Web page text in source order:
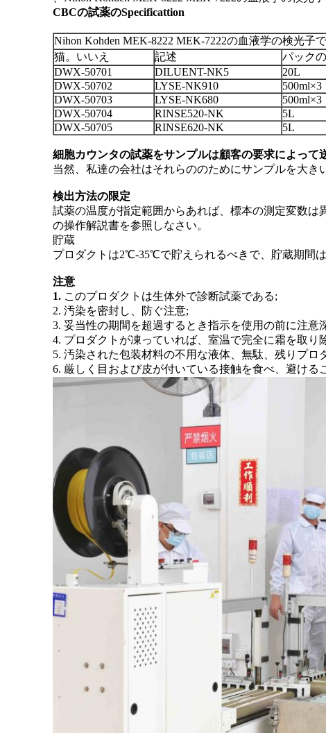
CBCの試薬のSpecificattion
Nihon Kohden MEK-8222 MEK-7222の血液学の検光子
猫。いいえ
記述
パック
DWX-50701
DILUENT-NK5
20L
DWX-50702
LYSE-NK910
500ml×3
DWX-50703
LYSE-NK680
500ml×3
DWX-50704
RINSE520-NK
5L
DWX-50705
RINSE620-NK 5L
細胞カウンタの試薬をサンプルは顧客の要求によって
当然、私達の会社はそれらののためにサンプルを大き
検出方法の限定
試薬の温度が指定範囲からあれば、標本の測定変数
の操作解説書を参照しなさい。
貯蔵
プロダクトは2℃-35℃で貯えられるべきで、貯蔵期間
注意
1. このプロダクトは生体外で診断試薬である;
2. 汚染を密封し、防ぐ注意;
3. 妥当性の期間を超過するとき指示を使用の前に注
4. プロダクトが凍っていれば、室温で完全に霜を取り
5. 汚染された包装材料の不用な液体、無駄、残りプ
6. 厳しく目および皮が付いている接触を食べ、避け